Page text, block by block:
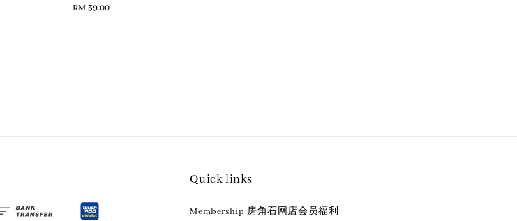
Regular
RM 39.00
Quick links
Membership 房角石网店会员福利